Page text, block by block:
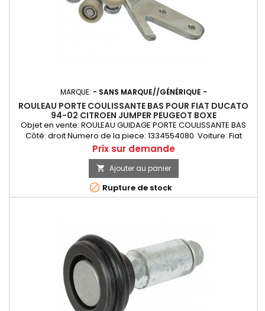
MARQUE: - SANS MARQUE//GÉNÉRIQUE -
ROULEAU PORTE COULISSANTE BAS POUR FIAT DUCATO
94-02 CITROEN JUMPER PEUGEOT BOXE
Objet en vente: ROULEAU GUIDAGE PORTE COULISSANTE BAS
Côté: droit Numero de la piece: 1334554080 Voiture: Fiat
Ducato Citroen Jumper Peugeot Boxer Année de
production: 1994-2002
Prix
Prix sur demande
 Ajouter au panier
 Rupture de stock